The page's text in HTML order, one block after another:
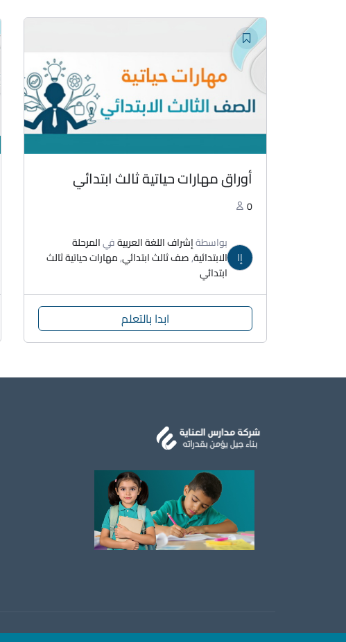
أوراق مهارات حياتية ثالث ابتدائي
0
إا
بواسطةإشراف اللغة العربيةفيالمرحلة
الابتدائية,صف ثالث ابتدائي,مهارات حياتية ثالث
ابتدائي
ابدا بالتعلم